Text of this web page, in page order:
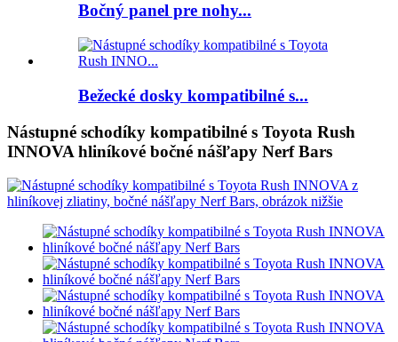
Bočný panel pre nohy...
Bežecké dosky kompatibilné s...
Nástupné schodíky kompatibilné s Toyota Rush
INNOVA hliníkové bočné nášľapy Nerf Bars